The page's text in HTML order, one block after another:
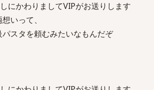
にかわりましてVIPがお送りします
いって、
スタを頼むみたいなもんだぞ